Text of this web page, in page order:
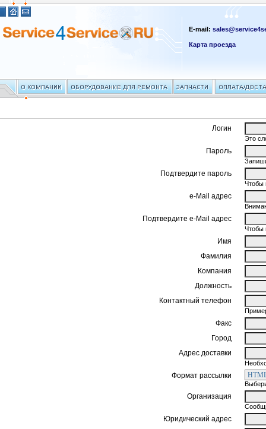
E-mail:
Карта проезда
Логин
Это
Пароль
Подтвердите пароль
Чтобы
e-Mail адрес
Подтвердите e-Mail адрес
Чтобы
Имя
Фамилия
Компания
Должность
Контактный телефон
Факс
Город
Адрес доставки
Формат рассылки
Организация
Юридический адрес